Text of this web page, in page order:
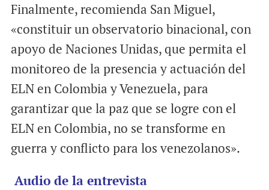
Finalmente, recomienda San Miguel,
«constituir un observatorio binacional, con
apoyo de Naciones Unidas, que permita el
monitoreo de la presencia y actuación del
ELN en Colombia y Venezuela, para
garantizar que la paz que se logre con el
ELN en Colombia, no se transforme en
guerra y conflicto para los venezolanos».
Audio de la entrevista